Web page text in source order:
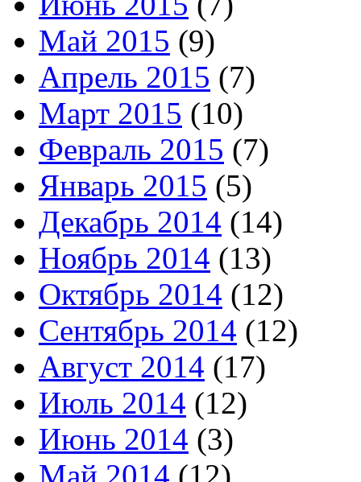
Май 2015 (9)
Апрель 2015 (7)
Март 2015 (10)
Февраль 2015 (7)
Январь 2015 (5)
Декабрь 2014 (14)
Ноябрь 2014 (13)
Октябрь 2014 (12)
Сентябрь 2014 (12)
Август 2014 (17)
Июль 2014 (12)
Июнь 2014 (3)
Май 2014 (12)